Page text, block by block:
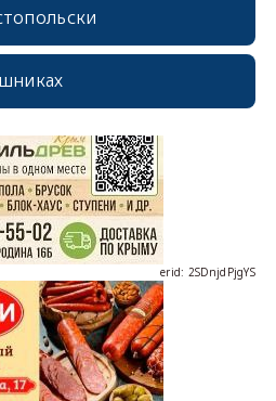
erid: 2SDnjcrDNw6
erid: 2SDnjdPjgYS
erid: 2SDnjdvhGXG